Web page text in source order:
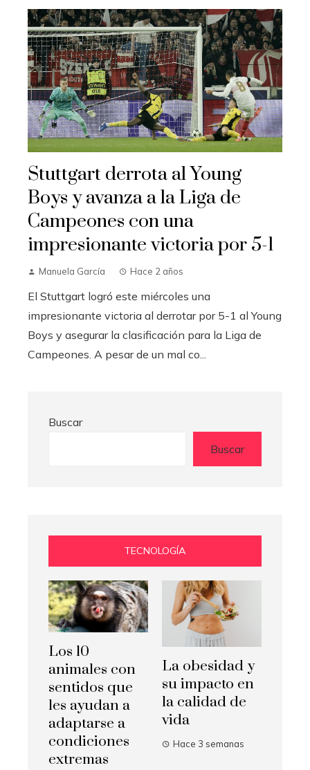
Stuttgart derrota al Young
Boys y avanza a la Liga de
Campeones con una
impresionante victoria por 5-1
Manuela García Hace 2 años
El Stuttgart logró este miércoles una
impresionante victoria al derrotar por 5-1 al Young
Boys y asegurar la clasificación para la Liga de
Campeones. A pesar de un mal co...
Buscar
Buscar
TECNOLOGÍA
Los 10
animales con
sentidos que
les ayudan a
adaptarse a
condiciones
extremas
La obesidad y
su impacto en
la calidad de
vida
Hace 3 semanas